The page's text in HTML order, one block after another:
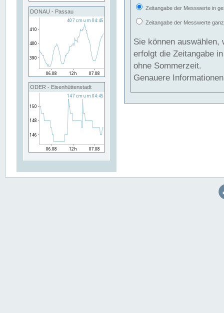
DONAU - Passau
ODER - Eisenhüttenstadt
Zeitangabe der Messwerte in
Zeitangabe der Messwerte
Sie können auswählen,
erfolgt die Zeitangabe
ohne Sommerzeit.
Genauere